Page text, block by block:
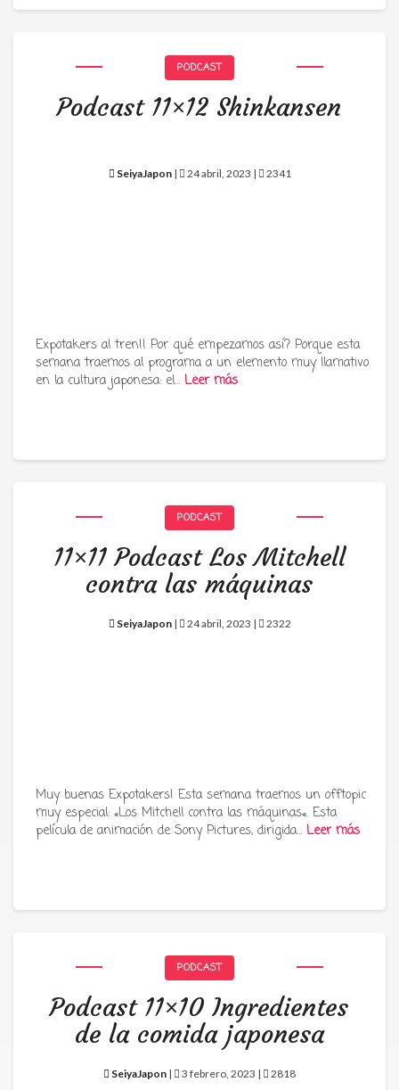
PODCAST
Podcast 11×12 Shinkansen
SeiyaJapon| 24 abril, 2023 | 2341
Expotakers al tren!! Por qué empezamos así? Porque esta
semana traemos al programa a un elemento muy llamativo
en la cultura japonesa: el… Leer más
PODCAST
11×11 Podcast Los Mitchell
contra las máquinas
SeiyaJapon| 24 abril, 2023 | 2322
Muy buenas Expotakers! Esta semana traemos un offtopic
muy especial: «Los Mitchell contra las máquinas«. Esta
película de animación de Sony Pictures, dirigida… Leer más
PODCAST
Podcast 11×10 Ingredientes
de la comida japonesa
SeiyaJapon | 3 febrero, 2023 | 2818